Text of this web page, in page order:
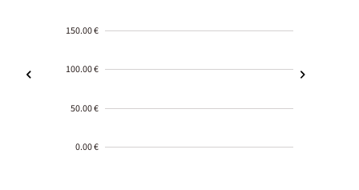
150.00 €
100.00 €
50.00 €
0.00 €